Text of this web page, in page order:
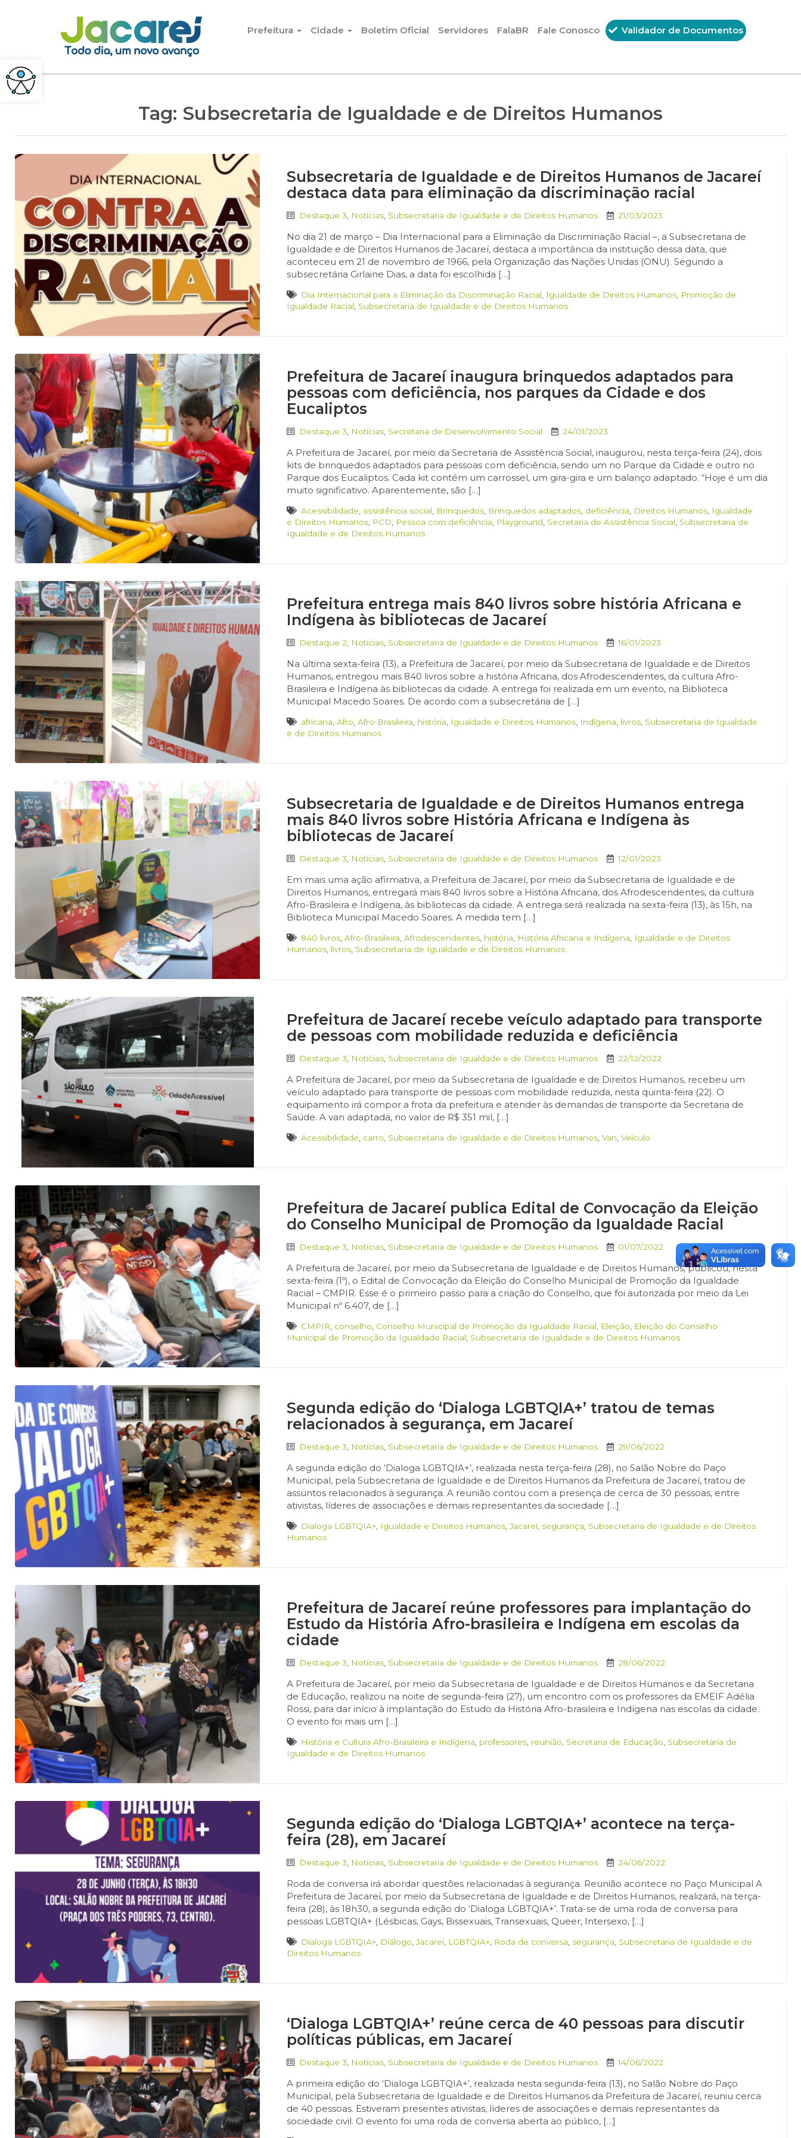
Pular para o conteúdo
Prefeitura
Cidade Boletim Oficial Servidores FalaBR Fale Conosco Validador de Documentos
Tag: Subsecretaria de Igualdade e de Direitos Humanos
Subsecretaria de Igualdade e de Direitos Humanos de Jacareí
destaca data para eliminação da discriminação racial
Destaque 3 Notícias Subsecretaria de Igualdade e de Direitos Humanos 21/03/2023
No dia 21 de março – Dia Internacional para a Eliminação da Discriminação Racial –, a Subsecretaria de
Igualdade e de Direitos Humanos de Jacareí, destaca a importância da instituição dessa data, que
aconteceu em 21 de novembro de 1966, pela Organização das Nações Unidas (ONU). Segundo a
subsecretária Girlaine Dias, a data foi escolhida […]
Dia Internacional para a Eliminação da Discriminação Racial Igualdade de Direitos Humanos Promoção de
Igualdade Racial Subsecretaria de Igualdade e de Direitos Humanos
Prefeitura de Jacareí inaugura brinquedos adaptados para
pessoas com deficiência, nos parques da Cidade e dos
Eucaliptos
Destaque 3 Notícias Secretaria de Desenvolvimento Social 24/01/2023
A Prefeitura de Jacareí, por meio da Secretaria de Assistência Social, inaugurou, nesta terça-feira (24), dois
kits de brinquedos adaptados para pessoas com deficiência, sendo um no Parque da Cidade e outro no
Parque dos Eucaliptos. Cada kit contém um carrossel, um gira-gira e um balanço adaptado. “Hoje é um dia
muito significativo. Aparentemente, são […]
Acessibilidade assistência social Brinquedos Brinquedos adaptados deficiência Direitos Humanos Igualdade
e Direitos Humanos PCD Pessoa com deficiência Playground Secretaria de Assistência Social Subsecretaria de
Igualdade e de Direitos Humanos
Prefeitura entrega mais 840 livros sobre história Africana e
Indígena às bibliotecas de Jacareí
Destaque 2 Notícias Subsecretaria de Igualdade e de Direitos Humanos 16/01/2023
Na última sexta-feira (13), a Prefeitura de Jacareí, por meio da Subsecretaria de Igualdade e de Direitos
Humanos, entregou mais 840 livros sobre a história Africana, dos Afrodescendentes, da cultura Afro-
Brasileira e Indígena às bibliotecas da cidade. A entrega foi realizada em um evento, na Biblioteca
Municipal Macedo Soares. De acordo com a subsecretária de […]
africana ,Afro ,Afro-Brasileira história Igualdade e Direitos Humanos Indígena livros Subsecretaria de Igualdade
e de Direitos Humanos
Subsecretaria de Igualdade e de Direitos Humanos entrega
mais 840 livros sobre História Africana e Indígena às
bibliotecas de Jacareí
Destaque 3 Notícias Subsecretaria de Igualdade e de Direitos Humanos 12/01/2023
Em mais uma ação afirmativa, a Prefeitura de Jacareí, por meio da Subsecretaria de Igualdade e de
Direitos Humanos, entregará mais 840 livros sobre a História Africana, dos Afrodescendentes, da cultura
Afro-Brasileira e Indígena, às bibliotecas da cidade. A entrega será realizada na sexta-feira (13), às 15h, na
Biblioteca Municipal Macedo Soares. A medida tem […]
840 livros ,Afro-Brasileira ,Afrodescendentes história História Africana e Indígena
Igualdade e de Direitos
Humanos livros Subsecretaria de Igualdade e de Direitos Humanos
Prefeitura de Jacareí recebe veículo adaptado para transporte
de pessoas com mobilidade reduzida e deficiência
Destaque 3 Notícias Subsecretaria de Igualdade e de Direitos Humanos 22/12/2022
A Prefeitura de Jacareí, por meio da Subsecretaria de Igualdade e de Direitos Humanos, recebeu um
veículo adaptado para transporte de pessoas com mobilidade reduzida, nesta quinta-feira (22). O
equipamento irá compor a frota da prefeitura e atender às demandas de transporte da Secretaria de
Saúde. A van adaptada, no valor de R$ 351 mil, […]
Acessibilidade carro Subsecretaria de Igualdade e de Direitos Humanos ,Van ,Veículo
Prefeitura de Jacareí publica Edital de Convocação da Eleição
do Conselho Municipal de Promoção da Igualdade Racial
Destaque 3 Notícias Subsecretaria de Igualdade e de Direitos Humanos 01/07/2022
A Prefeitura de Jacareí, por meio da Subsecretaria de Igualdade e de Direitos Humanos, publicou, nesta
sexta-feira (1º), o Edital de Convocação da Eleição do Conselho Municipal de Promoção da Igualdade
Racial – CMPIR. Esse é o primeiro passo para a criação do Conselho, que foi autorizada por meio da Lei
Municipal nº 6.407, de […]
CMPIR conselho Conselho Municipal de Promoção da Igualdade Racial Eleição
Eleição do Conselho
Municipal de Promoção da Igualdade Racial Subsecretaria de Igualdade e de Direitos Humanos
Segunda edição do ‘Dialoga LGBTQIA+’ tratou de temas
relacionados à segurança, em Jacareí
Destaque 3 Notícias Subsecretaria de Igualdade e de Direitos Humanos 29/06/2022
A segunda edição do ‘Dialoga LGBTQIA+’, realizada nesta terça-feira (28), no Salão Nobre do Paço
Municipal, pela Subsecretaria de Igualdade e de Direitos Humanos da Prefeitura de Jacareí, tratou de
assuntos relacionados à segurança. A reunião contou com a presença de cerca de 30 pessoas, entre
ativistas, líderes de associações e demais representantes da sociedade […]
Dialoga LGBTQIA+ Igualdade e Direitos Humanos ,Jacareí, segurança Subsecretaria de Igualdade e de Direitos
Humanos
Prefeitura de Jacareí reúne professores para implantação do
Estudo da História Afro-brasileira e Indígena em escolas da
cidade
Destaque 3 Notícias Subsecretaria de Igualdade e de Direitos Humanos 28/06/2022
A Prefeitura de Jacareí, por meio da Subsecretaria de Igualdade e de Direitos Humanos e da Secretaria
de Educação, realizou na noite de segunda-feira (27), um encontro com os professores da EMEIF Adélia
Rossi, para dar início à implantação do Estudo da História Afro-brasileira e Indígena nas escolas da cidade.
O evento foi mais um […]
História e Cultura Afro-Brasileira e Indígena professores reunião Secretaria de Educação Subsecretaria de
Igualdade e de Direitos Humanos
Segunda edição do ‘Dialoga LGBTQIA+’ acontece na terça-
feira (28), em Jacareí
Destaque 3 Notícias Subsecretaria de Igualdade e de Direitos Humanos 24/06/2022
Roda de conversa irá abordar questões relacionadas à segurança. Reunião acontece no Paço Municipal A
Prefeitura de Jacareí, por meio da Subsecretaria de Igualdade e de Direitos Humanos, realizará, na terça-
feira (28), às 18h30, a segunda edição do ‘Dialoga LGBTQIA+’. Trata-se de uma roda de conversa para
pessoas LGBTQIA+ (Lésbicas, Gays, Bissexuais, Transexuais, Queer, Intersexo, […]
Dialoga LGBTQIA+ Diálogo ,Jacareí, LGBTQIA+ Roda de conversa segurança Subsecretaria de Igualdade e de
Direitos Humanos
‘Dialoga LGBTQIA+’ reúne cerca de 40 pessoas para discutir
políticas públicas, em Jacareí
Destaque 3 Notícias Subsecretaria de Igualdade e de Direitos Humanos 14/06/2022
A primeira edição do ‘Dialoga LGBTQIA+’, realizada nesta segunda-feira (13), no Salão Nobre do Paço
Municipal, pela Subsecretaria de Igualdade e de Direitos Humanos da Prefeitura de Jacareí, reuniu cerca
de 40 pessoas. Estiveram presentes ativistas, líderes de associações e demais representantes da
sociedade civil. O evento foi uma roda de conversa aberta ao público, […]